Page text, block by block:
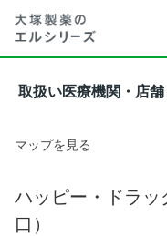
取扱い医療機関・店舗
マップを見る
ハッピー・ドラ
口）